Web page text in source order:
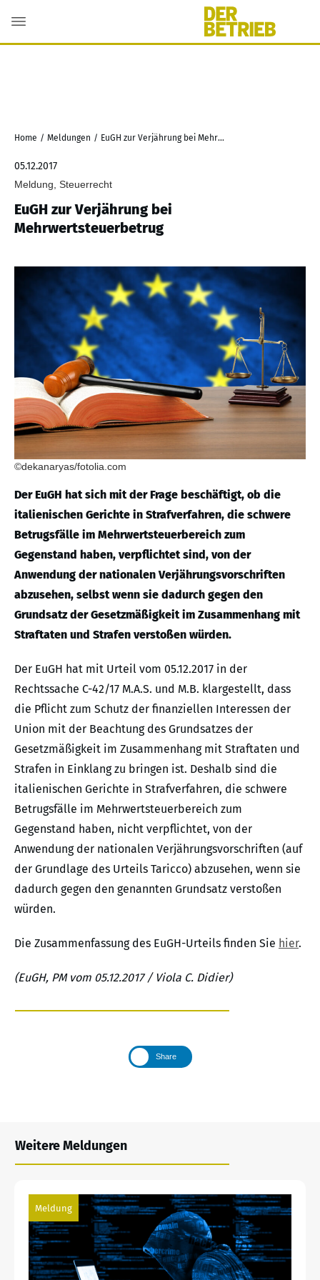
Home / Meldungen / EuGH zur Verjährung bei Mehrwertsteuerbetrug
05.12.2017
Meldung, Steuerrecht
EuGH zur Verjährung bei
Mehrwertsteuerbetrug
©dekanaryas/fotolia.com
Der EuGH hat sich mit der Frage beschäftigt, ob die
italienischen Gerichte in Strafverfahren, die schwere
Betrugsfälle im Mehrwertsteuerbereich zum
Gegenstand haben, verpflichtet sind, von der
Anwendung der nationalen Verjährungsvorschriften
abzusehen, selbst wenn sie dadurch gegen den
Grundsatz der Gesetzmäßigkeit im Zusammenhang mit
Straftaten und Strafen verstoßen würden.
Der EuGH hat mit Urteil vom 05.12.2017 in der
Rechtssache C-42/17 M.A.S. und M.B. klargestellt, dass
die Pflicht zum Schutz der finanziellen Interessen der
Union mit der Beachtung des Grundsatzes der
Gesetzmäßigkeit im Zusammenhang mit Straftaten und
Strafen in Einklang zu bringen ist. Deshalb sind die
italienischen Gerichte in Strafverfahren, die schwere
Betrugsfälle im Mehrwertsteuerbereich zum
Gegenstand haben, nicht verpflichtet, von der
Anwendung der nationalen Verjährungsvorschriften (auf
der Grundlage des Urteils Taricco) abzusehen, wenn sie
dadurch gegen den genannten Grundsatz verstoßen
würden.
Die Zusammenfassung des EuGH-Urteils finden Sie hier.
(EuGH, PM vom 05.12.2017 / Viola C. Didier)
Share
Weitere Meldungen
Meldung